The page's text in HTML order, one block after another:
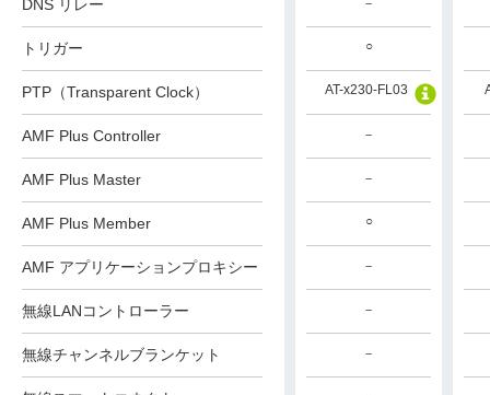
DNS リレー
トリガー
PTP（Transparent Clock）
AMF Plus Controller
AMF Plus Master
AMF Plus Member
AMF アプリケーションプロキシー
無線LANコントローラー
無線チャンネルブランケット
－
○
AT-x230-FL03
－
－
○
－
－
－
AT-x230-FL03
－
－
－
○
AT-x230-FL03
－
－
○
－
－
－